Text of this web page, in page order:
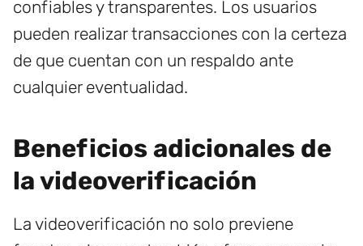
confiables y transparentes. Los usuarios
pueden realizar transacciones con la certeza
de que cuentan con un respaldo ante
cualquier eventualidad.
Beneficios adicionales de
la videoverificación
La videoverificación no solo previene